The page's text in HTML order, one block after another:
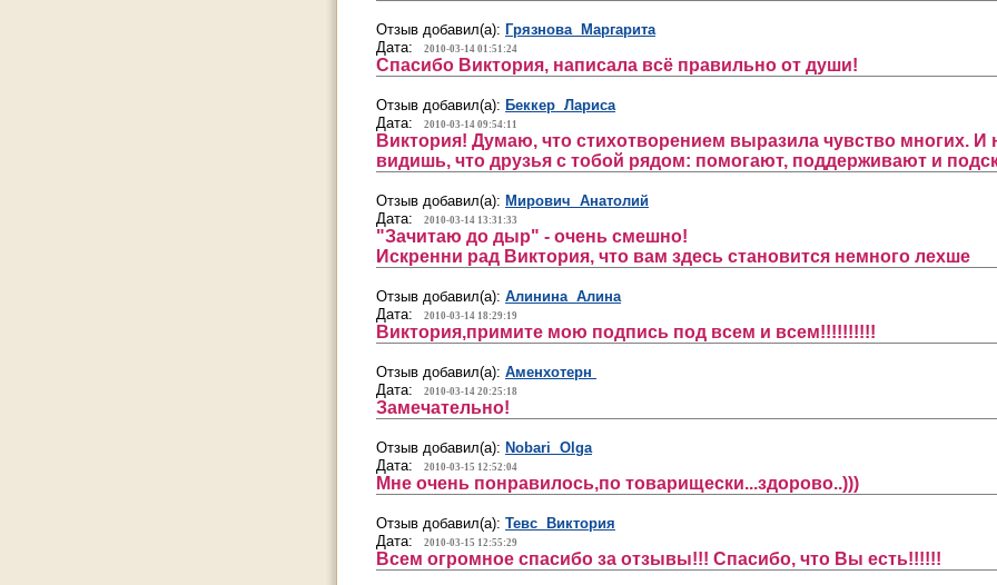
Отзыв добавил(а): Грязнова Маргарита
Дата:
2010-03-14 01:51:24
Спасибо Виктория, написала всё правильно от души!
Отзыв добавил(а): Беккер Лариса
Дата:
2010-03-14 09:54:11
Виктория! Думаю, что стихотворением выразила чувство многих. И
видишь, что друзья с тобой рядом: помогают, поддерживают и
Отзыв добавил(а): Мирович Анатолий
Дата:
2010-03-14 13:31:33
"Зачитаю до дыр" - очень смешно!
Искренни рад Виктория, что вам здесь становится немного лехше
Отзыв добавил(а): Алинина Алина
Дата:
2010-03-14 18:29:19
Виктория,примите мою подпись под всем и всем!!!!!!!!!!
Отзыв добавил(а): Аменхотерн
Дата:
2010-03-14 20:25:18
Замечательно!
Отзыв добавил(а): Nobari Olga
Дата:
2010-03-15 12:52:04
Мне очень понравилось,по товарищески...здорово..)))
Отзыв добавил(а): Тевс Виктория
Дата:
2010-03-15 12:55:29
Всем огромное спасибо за отзывы!!! Спасибо, что Вы есть!!!!!!